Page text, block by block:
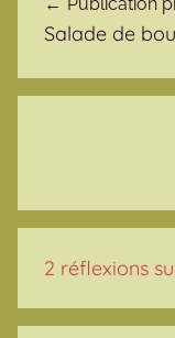
Salade de
2 réflexions